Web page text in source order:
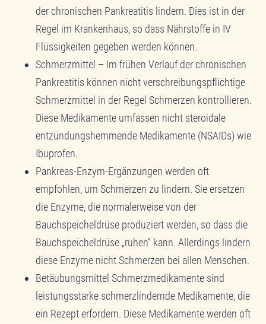
der chronischen Pankreatitis lindern. Dies ist in der
Regel im Krankenhaus, so dass Nährstoffe in IV
Flüssigkeiten gegeben werden können.
Schmerzmittel – Im frühen Verlauf der chronischen
Pankreatitis können nicht verschreibungspflichtige
Schmerzmittel in der Regel Schmerzen kontrollieren.
Diese Medikamente umfassen nicht steroidale
entzündungshemmende Medikamente (NSAIDs) wie
Ibuprofen.
Pankreas-Enzym-Ergänzungen werden oft
empfohlen, um Schmerzen zu lindern. Sie ersetzen
die Enzyme, die normalerweise von der
Bauchspeicheldrüse produziert werden, so dass die
Bauchspeicheldrüse „ruhen“ kann. Allerdings lindern
diese Enzyme nicht Schmerzen bei allen Menschen.
Betäubungsmittel Schmerzmedikamente sind
leistungsstarke schmerzlindernde Medikamente, die
ein Rezept erfordern. Diese Medikamente werden oft